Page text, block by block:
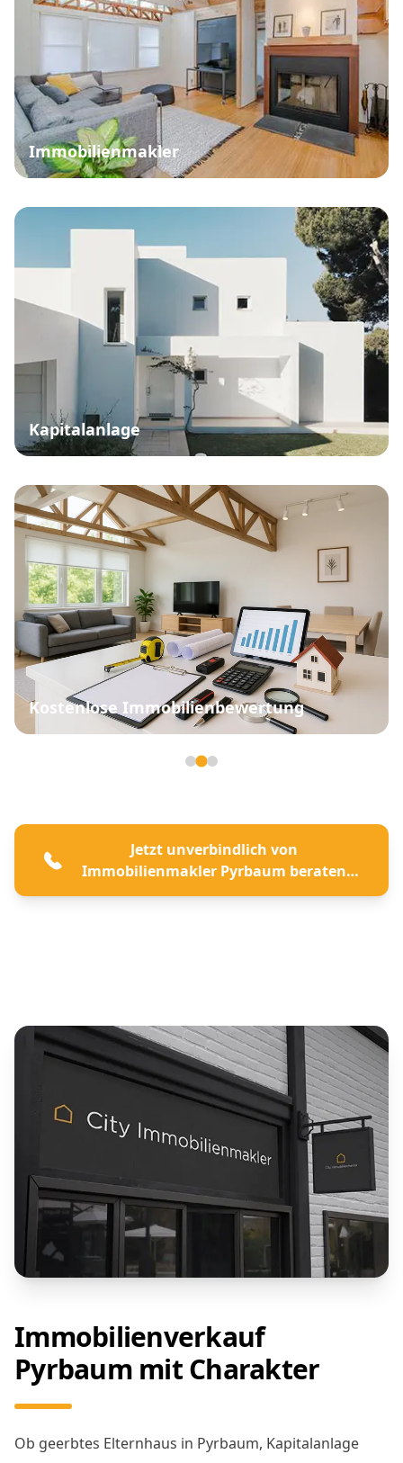
Immobilienmakler
Kapitalanlage
Kostenlose Immobilienbewertung
Jetzt unverbindlich von
Immobilienmakler Pyrbaum beraten
lassen
Immobilienverkauf
Pyrbaum mit Charakter
Ob geerbtes Elternhaus in Pyrbaum, Kapitalanlage